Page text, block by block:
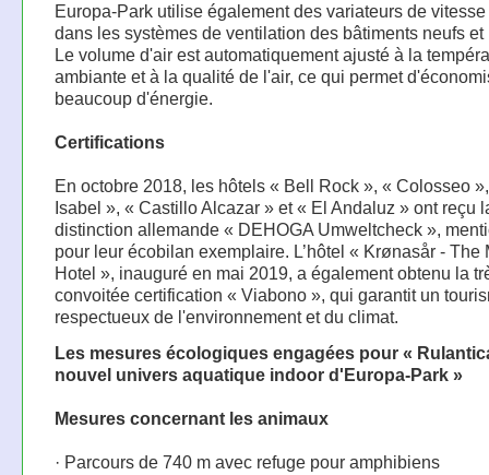
Europa-Park utilise également des variateurs de
dans les systèmes de ventilation des bâtiments neufs et
Le volume d'air est automatiquement ajusté à la
ambiante et à la qualité de l'air, ce qui permet
beaucoup d'énergie.
Certifications
En octobre 2018, les hôtels « Bell Rock », « Colosseo
Isabel », « Castillo Alcazar » et « El Andaluz » ont reçu
distinction allemande « DEHOGA Umweltcheck »,
pour leur écobilan exemplaire. L’hôtel « Krønasår - The
Hotel », inauguré en mai 2019, a également obtenu la
convoitée certification « Viabono », qui garantit un
respectueux de l'environnement et du climat.
Les mesures écologiques engagées pour «
nouvel univers aquatique indoor d'Europa-Park »
Mesures concernant les animaux
· Parcours de 740 m avec refuge pour amphibiens